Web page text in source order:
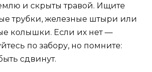
и скрыты травой. Ищите
трубки, железные штыри или
колышки. Если их нет —
по забору, но помните:
сдвинут.